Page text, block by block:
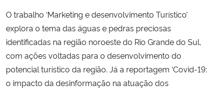
Advocacia-Geral da União
Banco Central do Brasil
Planalto
O trabalho ‘Marketing e desenvolvimento Turístico’
explora o tema das águas e pedras preciosas
identificadas na região noroeste do Rio Grande do Sul,
com ações voltadas para o desenvolvimento do
potencial turístico da região. Já a reportagem ‘Covid-19:
o impacto da desinformação na atuação dos